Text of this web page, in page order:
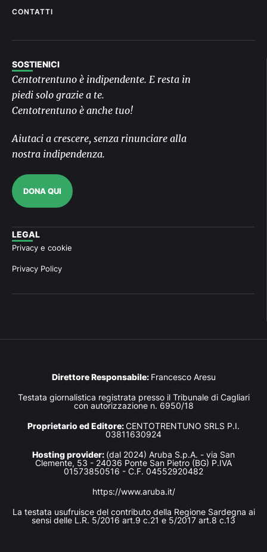
CONTATTI
SOSTIENICI
Centotrentuno è indipendente. E resta in
piedi solo grazie a te.
Centotrentuno è anche tuo!
Aiutaci a crescere, senza rinunciare alla
nostra indipendenza.
DONA QUI
LEGAL
Privacy e cookie
Privacy Policy
Direttore Responsabile: Francesco Aresu
Testata giornalistica registrata presso il Tribunale di Cagliari
con autorizzazione n. 6950/18
Proprietario ed Editore:CENTOTRENTUNO SRLS P.I.
03811630924
Hosting provider: (dal 2024) Aruba S.p.A. - via San
Clemente, 53 - 24036 Ponte San Pietro (BG) P.IVA
01573850516 - C.F. 04552920482
https://www.aruba.it/
La testata usufruisce del contributo della Regione Sardegna ai
sensi delle L.R. 5/2016 art.9 c.21 e 5/2017 art.8 c.13